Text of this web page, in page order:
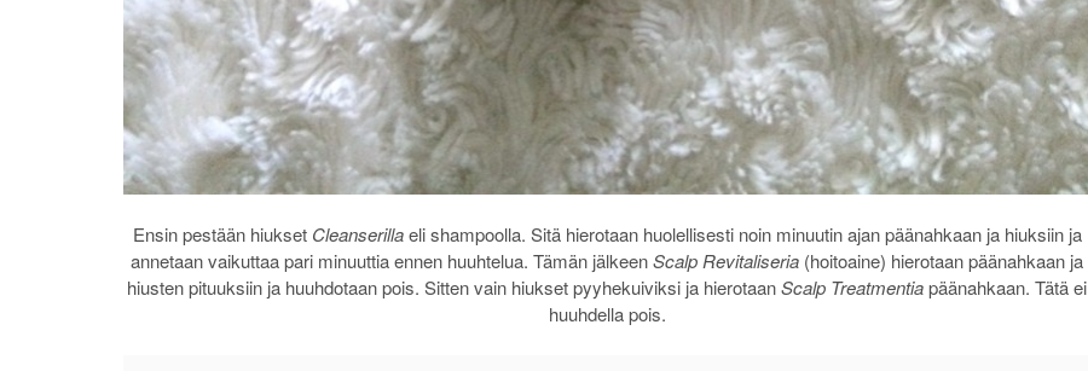
Ensin pestään hiukset Cleanserillaeli shampoolla. Sitä hierotaan huolellisesti noin minuutin ajan päänahkaan ja hiuksiin ja
annetaan vaikuttaa pari minuuttia ennen huuhtelua. Tämän jälkeenScalp Revitaliseria (hoitoaine) hierotaan päänahkaan ja
hiusten pituuksiin ja huuhdotaan pois. Sitten vain hiukset pyyhekuiviksi ja hierotaanScalp Treatmentiapäänahkaan. Tätä ei
huuhdella pois.